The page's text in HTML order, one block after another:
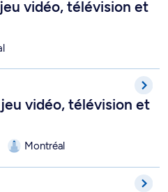
vidéo, télévision et
télévision et arts médiatiques -
vidéo, télévision et
Montréal